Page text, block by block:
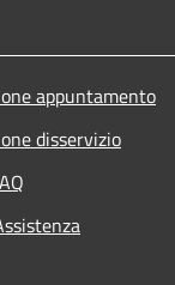
appuntamento
disservizio